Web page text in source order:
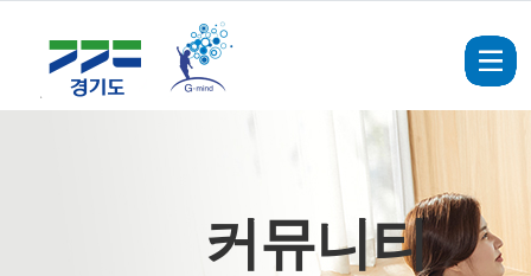
커뮤니티